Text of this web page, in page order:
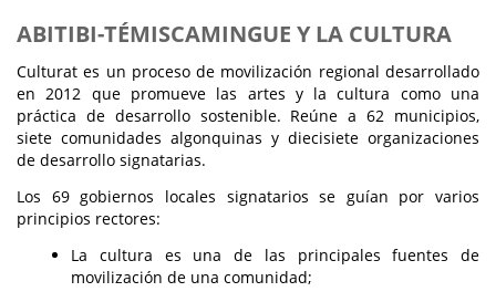
ABITIBI-TÉMISCAMINGUE Y LA CULTURA
Culturat es un proceso de movilización regional desarrollado
en 2012 que promueve las artes y la cultura como una
práctica de desarrollo sostenible. Reúne a 62 municipios,
siete comunidades algonquinas y diecisiete organizaciones
de desarrollo signatarias.
Los 69 gobiernos locales signatarios se guían por varios
principios rectores:
La cultura es una de las principales fuentes de
movilización de una comunidad;